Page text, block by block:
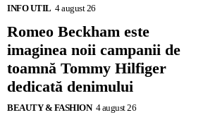
INFO UTIL 4 august 26
Romeo Beckham este
imaginea noii campanii de
toamnă Tommy Hilfiger
dedicată denimului
BEAUTY & FASHION 4 august 26